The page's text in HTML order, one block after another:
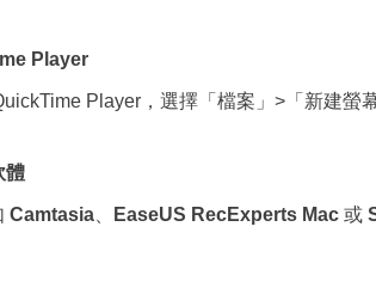
Player
Player，選擇「檔案」>「新建螢
體
Camtasia EaseUS RecExperts Mac 或